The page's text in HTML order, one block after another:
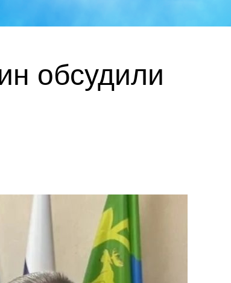
обсудили